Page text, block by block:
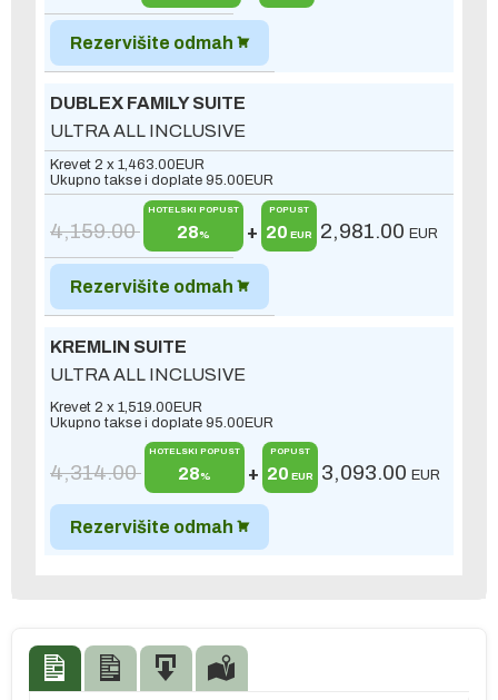
Rezervišite odmah
DUBLEX FAMILY SUITE
ULTRA ALL INCLUSIVE
Krevet 2 x 1,463.00EUR
Ukupno takse i doplate 95.00EUR
4,159.00
HOTELSKI POPUST
28% +
POPUST
20 EUR 2,981.00 EUR
Rezervišite odmah
KREMLIN SUITE
ULTRA ALL INCLUSIVE
Krevet 2 x 1,519.00EUR
Ukupno takse i doplate 95.00EUR
4,314.00
HOTELSKI POPUST
28% +
POPUST
20 EUR 3,093.00 EUR
Rezervišite odmah